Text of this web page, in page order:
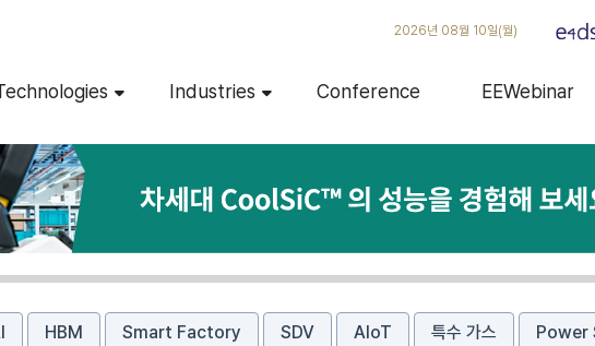
2026년 08월 10일(월)
Industries Conference EEWebinar
HBM Smart Factory SDV AIoT 특수 가스 Power